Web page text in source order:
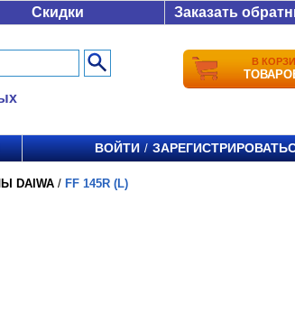
Скидки Заказать
В
ВОЙТИ /
DAIWA / FF 145R (L)